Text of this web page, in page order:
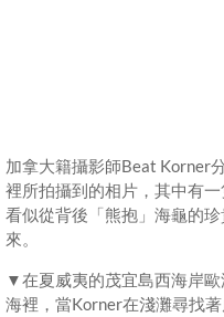
加拿大籍攝影師Beat Korner
裡所拍攝到的相片，其中有
看似從背後「熊抱」海龜的
來。
▼在夏威夷的茂宜島西海岸
海裡，當Korner在淺灘尋找